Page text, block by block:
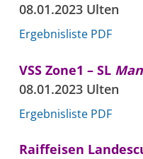
08.01.2023 Ulten
Ergebnisliste PDF
VSS Zone1 – SL
08.01.2023 Ulten
Ergebnisliste PDF
Raiffeisen